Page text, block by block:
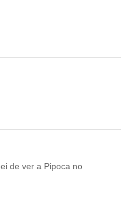
de ver a Pipoca no